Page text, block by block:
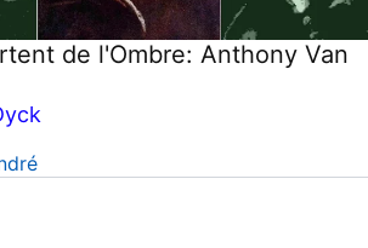
de l'Ombre: Anthony Van